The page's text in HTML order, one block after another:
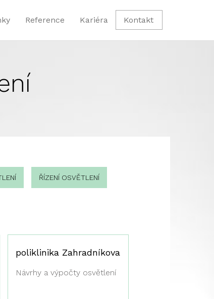
Reference Kariéra Kontakt
ŘÍZENÍ OSVĚTLENÍ
poliklinika Zahradníkova
Návrhy a výpočty osvětlení